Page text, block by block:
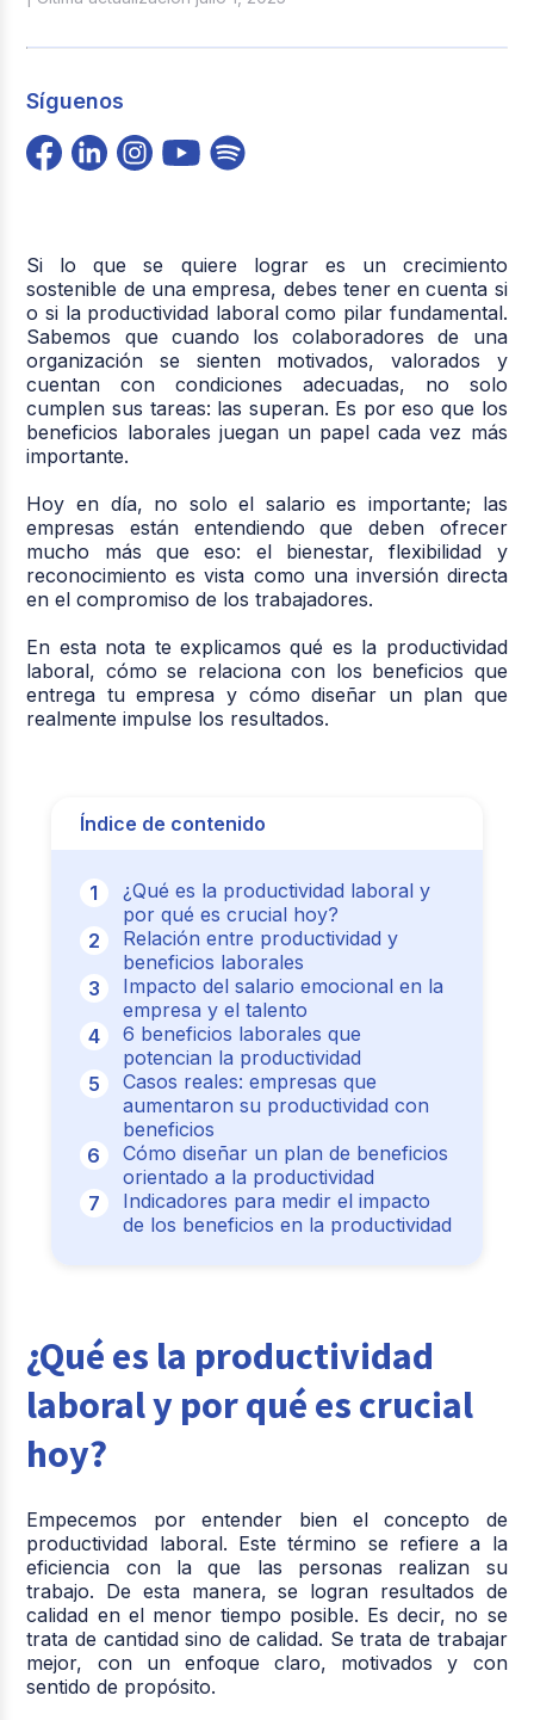
Síguenos
Si lo que se quiere lograr es un crecimiento
sostenible de una empresa, debes tener en cuenta si
o si la productividad laboral como pilar fundamental.
Sabemos que cuando los colaboradores de una
organización se sienten motivados, valorados y
cuentan con condiciones adecuadas, no solo
cumplen sus tareas: las superan. Es por eso que los
beneficios laborales juegan un papel cada vez más
importante.
Hoy en día, no solo el salario es importante; las
empresas están entendiendo que deben ofrecer
mucho más que eso: el bienestar, flexibilidad y
reconocimiento es vista como una inversión directa
en el compromiso de los trabajadores.
En esta nota te explicamos qué es la productividad
laboral, cómo se relaciona con los beneficios que
entrega tu empresa y cómo diseñar un plan que
realmente impulse los resultados.
Índice de contenido
¿Qué es la productividad laboral y
por qué es crucial hoy?
Relación entre productividad y
beneficios laborales
Impacto del salario emocional en la
empresa y el talento
6 beneficios laborales que
potencian la productividad
Casos reales: empresas que
aumentaron su productividad con
beneficios
Cómo diseñar un plan de beneficios
orientado a la productividad
Indicadores para medir el impacto
de los beneficios en la productividad
¿Qué es la productividad
laboral y por qué es crucial
hoy?
Empecemos por entender bien el concepto de
productividad laboral. Este término se refiere a la
eficiencia con la que las personas realizan su
trabajo. De esta manera, se logran resultados de
calidad en el menor tiempo posible. Es decir, no se
trata de cantidad sino de calidad. Se trata de trabajar
mejor, con un enfoque claro, motivados y con
sentido de propósito.